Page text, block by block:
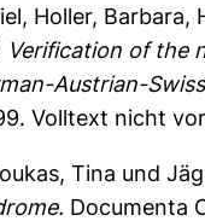
, Holler, Barbara,
Verification of the
Austrian-
Volltext nicht
Tina und
Documenta